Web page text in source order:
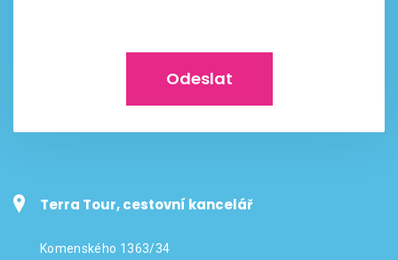
Odeslat
Terra Tour, cestovní kancelář
Komenského 1363/34